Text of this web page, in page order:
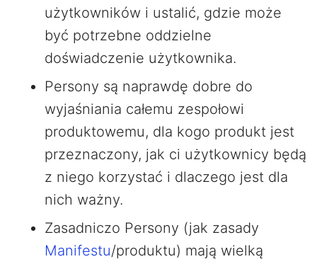
użytkowników i ustalić, gdzie może
być potrzebne oddzielne
doświadczenie użytkownika.
Persony są naprawdę dobre do
wyjaśniania całemu zespołowi
produktowemu, dla kogo produkt jest
przeznaczony, jak ci użytkownicy będą
z niego korzystać i dlaczego jest dla
nich ważny.
Zasadniczo Persony (jak zasady
Manifestu/produktu) mają wielką